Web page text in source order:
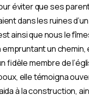
éviter que ses
dans les ruines
ainsi que nous le
un
fidèle membre de
elle témoigna
à la construction,